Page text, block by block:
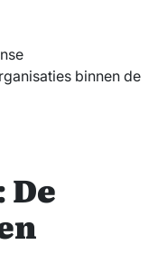
binnen de